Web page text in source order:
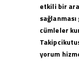
etkili bir
cümleler
yorum